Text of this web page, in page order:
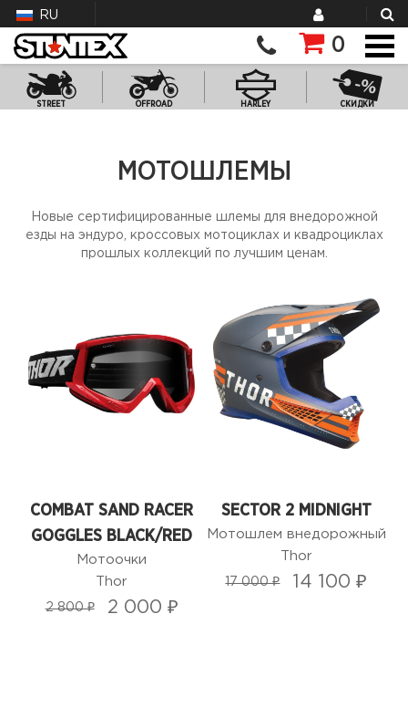
RU
0
STREET OFFROAD HARLEY СКИДКИ
МОТОШЛЕМЫ
Новые сертифицированные шлемы для внедорожной
езды на эндуро, кроссовых мотоциклах и квадроциклах
прошлых коллекций по лучшим ценам.
COMBAT SAND RACER
GOGGLES BLACK/RED
Мотоочки
Thor
2 800 ₽ 2 000 ₽
SECTOR 2 MIDNIGHT
Мотошлем внедорожный
Thor
17 000 ₽ 14 100 ₽